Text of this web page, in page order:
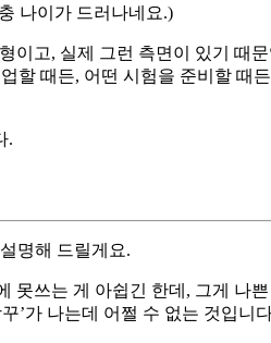
나이가 드러나네요.)
이고, 실제 그런 측면이 있기 때
할 때든, 어떤 시험을 준비할 때
.
명해 드릴게요.
못쓰는 게 아쉽긴 한데, 그게 나
’가 나는데 어쩔 수 없는 것입니